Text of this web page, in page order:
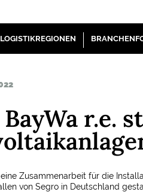
LOGISTIKREGIONEN
r.e.
Zusammenarbeit für die
von Segro in Deutschland